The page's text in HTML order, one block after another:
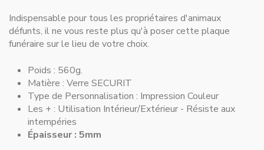
Indispensable pour tous les propriétaires d'animaux
défunts, il ne vous reste plus qu'à poser cette plaque
funéraire sur le lieu de votre choix.
Poids : 560g.
Matière : Verre SECURIT
Type de Personnalisation : Impression Couleur
Les + : Utilisation Intérieur/Extérieur - Résiste aux
intempéries
Épaisseur : 5mm